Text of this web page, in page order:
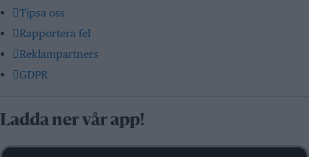
Tipsa oss
Rapportera fel
Reklampartners
GDPR
Ladda ner vår app!